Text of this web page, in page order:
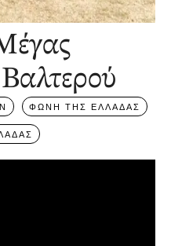
ΦΩΝΗ ΤΗΣ ΕΛΛΑΔΑΣ